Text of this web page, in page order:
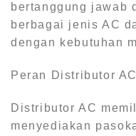
bertanggung jawab
berbagai jenis AC
dengan kebutuhan
Peran Distributor AC
Distributor AC
menyediakan